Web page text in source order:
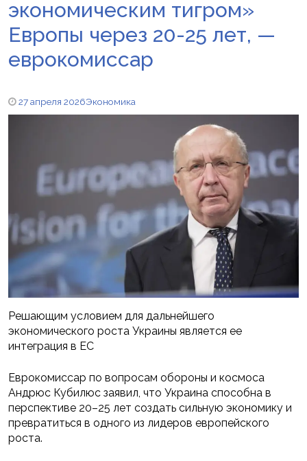
экономическим тигром»
Европы через 20-25 лет, —
еврокомиссар
27 апреля 2026Экономика
Решающим условием для дальнейшего
экономического роста Украины является ее
интеграция в ЕС
Еврокомиссар по вопросам обороны и космоса
Андрюс Кубилюс заявил, что Украина способна в
перспективе 20–25 лет создать сильную экономику и
превратиться в одного из лидеров европейского
роста.